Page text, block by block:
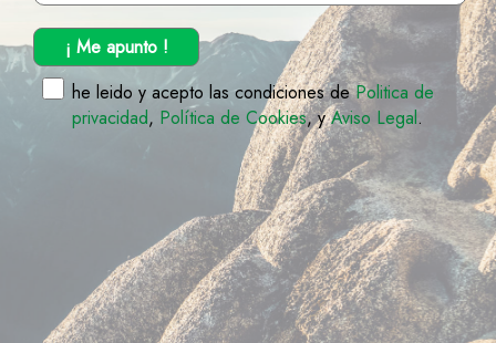
¡ Me apunto !
he leido y acepto las condiciones dePolitica de
privacidad, Política de Cookies, yAviso Legal.